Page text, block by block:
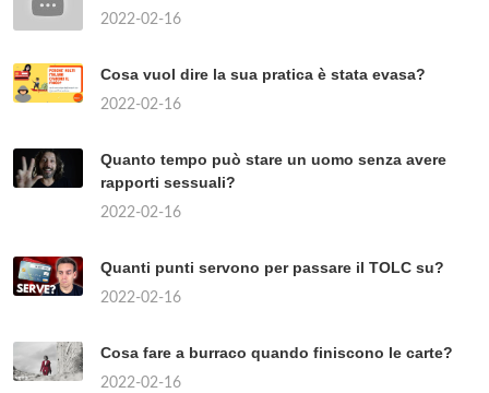
2022-02-16
Cosa vuol dire la sua pratica è stata evasa?
2022-02-16
Quanto tempo può stare un uomo senza avere
rapporti sessuali?
2022-02-16
Quanti punti servono per passare il TOLC su?
2022-02-16
Cosa fare a burraco quando finiscono le carte?
2022-02-16